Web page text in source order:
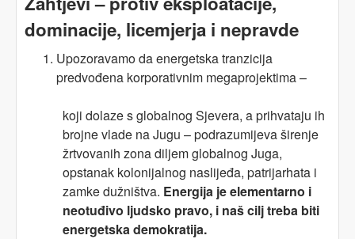
dominacije, licemjerja i nepravde
Upozoravamo da energetska tranzicija
predvođena korporativnim megaprojektima –
koji dolaze s globalnog Sjevera, a prihvataju ih
brojne vlade na Jugu – podrazumijeva širenje
žrtvovanih zona diljem globalnog Juga,
opstanak kolonijalnog naslijeđa, patrijarhata i
zamke dužništva. Energija je elementarno i
neotuđivo ljudsko pravo, i naš cilj treba biti
energetska demokratija.